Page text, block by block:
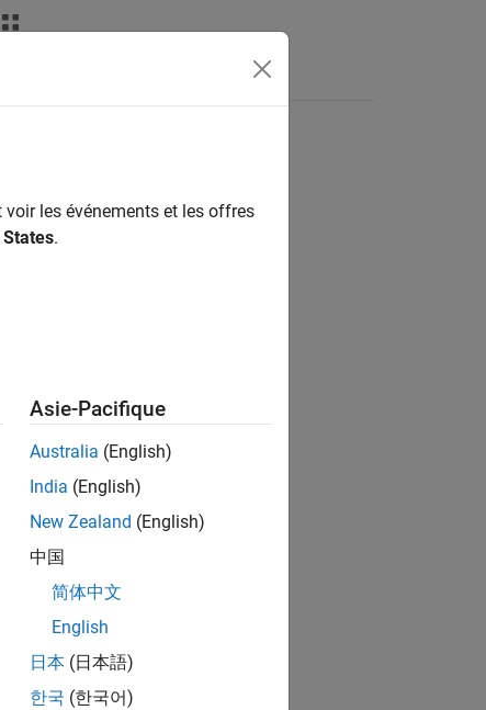
les événements et les offres
.
Asie-Pacifique
Australia (English)
India (English)
New Zealand (English)
中国
简体中文
English
日本 (日本語)
한국 (한국어)